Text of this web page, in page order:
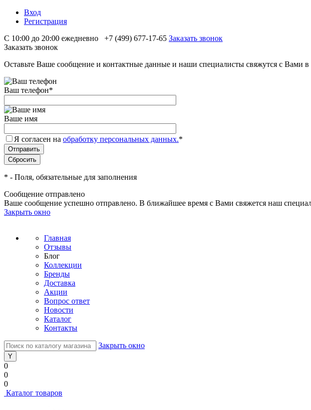
Вход
Регистрация
С 10:00 до 20:00 ежедневно
+7 (499) 677-17-65 Заказать звонок
Заказать звонок
Оставьте Ваше сообщение и контактные данные и наши специалисты свяжутся с Вами
Ваш телефон*
Ваше имя
Я согласен на обработку персональных данных.*
* - Поля, обязательные для заполнения
Сообщение отправлено
Ваше сообщение успешно отправлено. В ближайшее время с Вами свяжется наш
Закрыть окно
Главная
Отзывы
Блог
Коллекции
Бренды
Доставка
Акции
Вопрос ответ
Новости
Каталог
Контакты
Закрыть окно
0
0
0
Каталог товаров